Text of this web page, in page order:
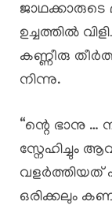
ജാഥക്കാരുടെ
ഉച്ചത്തിൽ
കണ്ണീരു
നിന്നു.
“ന്റെ ഭാനു
സ്നേഹിച്ചും
വളർത്തിയത്
ഒരിക്കലും